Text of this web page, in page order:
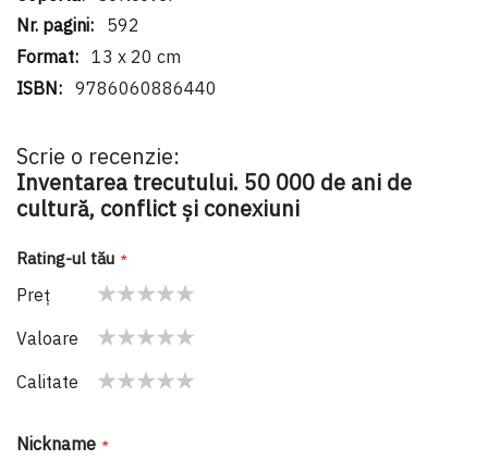
592
13 x 20 cm
9786060886440
Scrie o recenzie:
Inventarea trecutului. 50 000 de ani de
cultură, conflict și conexiuni
Rating-ul tău
Preţ
star
stars
stars
stars
stars
Valoare
star
stars
stars
stars
stars
Calitate
Nickname